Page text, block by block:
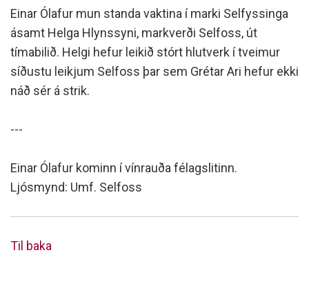
Einar Ólafur mun standa vaktina í marki Selfyssinga
ásamt Helga Hlynssyni, markverði Selfoss, út
tímabilið. Helgi hefur leikið stórt hlutverk í tveimur
síðustu leikjum Selfoss þar sem Grétar Ari hefur ekki
náð sér á strik.
---
Einar Ólafur kominn í vínrauða félagslitinn.
Ljósmynd: Umf. Selfoss
Til baka